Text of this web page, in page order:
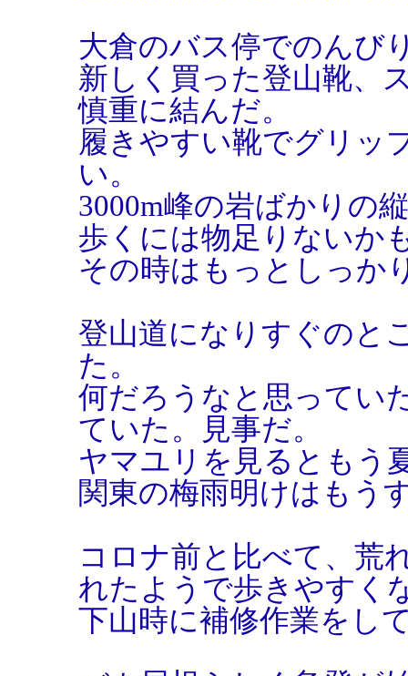
大倉のバス停でのんび
新しく買った登山靴、
慎重に結んだ。
履きやすい靴でグリッ
い。
3000m峰の岩ばかりの
歩くには物足りないか
その時はもっとしっか
登山道になりすぐのと
た。
何だろうなと思ってい
ていた。見事だ。
ヤマユリを見るともう
関東の梅雨明けはもう
コロナ前と比べて、荒
れたようで歩きやすく
下山時に補修作業をし